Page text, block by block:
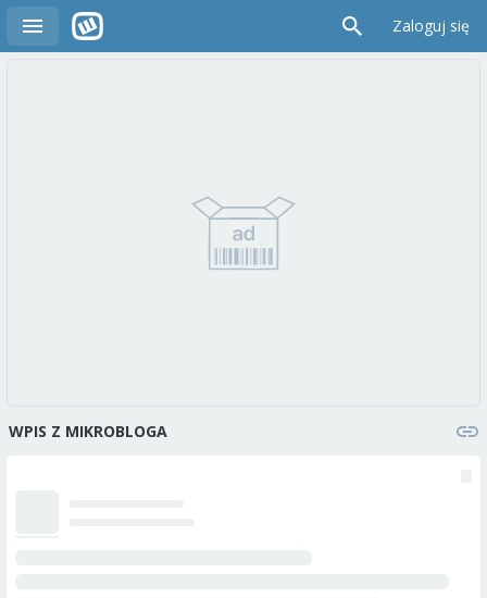
Zaloguj się
WPIS Z MIKROBLOGA